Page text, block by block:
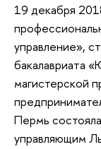
19 декабря
управление»,
бакалавриата
магистерской
Пермь
управляющим